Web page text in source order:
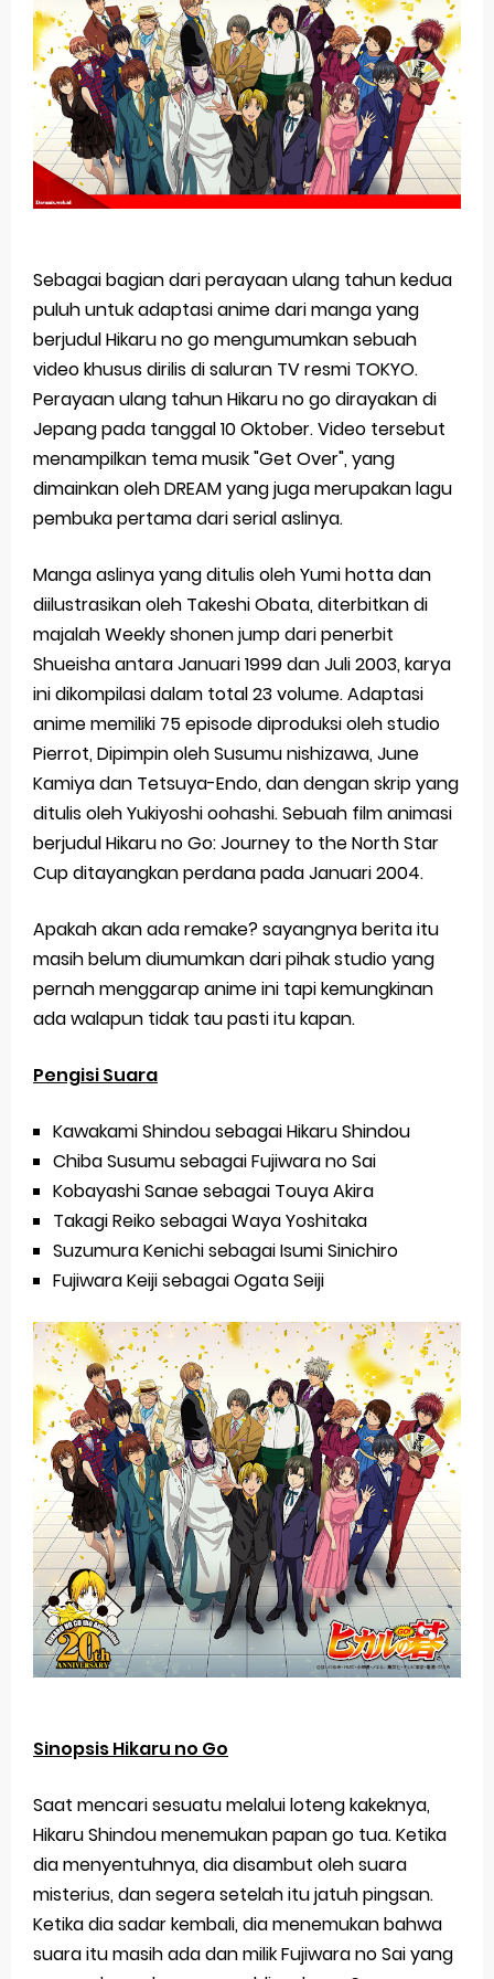
Basketball Project ZERO RISE Gets Anime
Jujutsu Kaisen Season 3 New Visual
The Case Book of Arne Reveals New Visual and Trailer
Cosmic Princess Kaguya! Upcoming Netflix Feature Anime
Saturday, 8 August
Sebagai bagian dari perayaan ulang tahun kedua
puluh untuk adaptasi anime dari manga yang
berjudul Hikaru no go mengumumkan sebuah
video khusus dirilis di saluran TV resmi TOKYO.
Perayaan ulang tahun Hikaru no go dirayakan di
Jepang pada tanggal 10 Oktober. Video tersebut
menampilkan tema musik "Get Over", yang
dimainkan oleh DREAM yang juga merupakan lagu
pembuka pertama dari serial aslinya.
Manga aslinya yang ditulis oleh Yumi hotta dan
diilustrasikan oleh Takeshi Obata, diterbitkan di
majalah Weekly shonen jump dari penerbit
Shueisha antara Januari 1999 dan Juli 2003, karya
ini dikompilasi dalam total 23 volume. Adaptasi
anime memiliki 75 episode diproduksi oleh studio
Pierrot, Dipimpin oleh Susumu nishizawa, June
Kamiya dan Tetsuya-Endo, dan dengan skrip yang
ditulis oleh Yukiyoshi oohashi. Sebuah film animasi
berjudul Hikaru no Go: Journey to the North Star
Cup ditayangkan perdana pada Januari 2004.
Apakah akan ada remake? sayangnya berita itu
masih belum diumumkan dari pihak studio yang
pernah menggarap anime ini tapi kemungkinan
ada walapun tidak tau pasti itu kapan.
Pengisi Suara
Kawakami Shindou sebagai Hikaru Shindou
Chiba Susumu sebagai Fujiwara no Sai
Kobayashi Sanae sebagai Touya Akira
Takagi Reiko sebagai Waya Yoshitaka
Suzumura Kenichi sebagai Isumi Sinichiro
Fujiwara Keiji sebagai Ogata Seiji
Sinopsis Hikaru no Go
Saat mencari sesuatu melalui loteng kakeknya,
Hikaru Shindou menemukan papan go tua. Ketika
dia menyentuhnya, dia disambut oleh suara
misterius, dan segera setelah itu jatuh pingsan.
Ketika dia sadar kembali, dia menemukan bahwa
suara itu masih ada dan milik Fujiwara no Sai yang